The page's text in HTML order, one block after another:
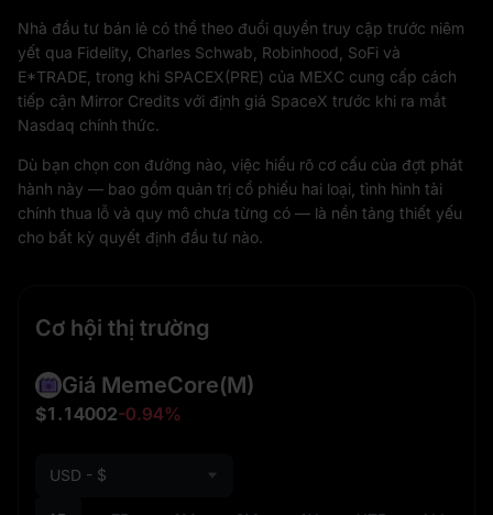
Nhà đầu tư bán lẻ có thể theo đuổi quyền truy cập trước niêm
yết qua Fidelity, Charles Schwab, Robinhood, SoFi và
E*TRADE, trong khi SPACEX(PRE) của MEXC cung cấp cách
tiếp cận Mirror Credits với định giá SpaceX trước khi ra mắt
Nasdaq chính thức.
Dù bạn chọn con đường nào, việc hiểu rõ cơ cấu của đợt phát
hành này — bao gồm quản trị cổ phiếu hai loại, tình hình tài
chính thua lỗ và quy mô chưa từng có — là nền tảng thiết yếu
cho bất kỳ quyết định đầu tư nào.
Cơ hội thị trường
Giá MemeCore(M)
$1.14002-0.94%
USD - $